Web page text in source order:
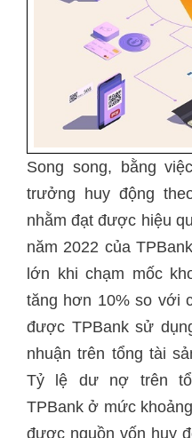
Song song, bằng
trưởng huy động
nhằm đạt được hiệu
năm 2022 của
lớn khi chạm mốc
tăng hơn 10% so với
được TPBank sử
nhuận trên tổng tài
Tỷ lệ dư nợ trên
TPBank ở mức
được nguồn vốn huy